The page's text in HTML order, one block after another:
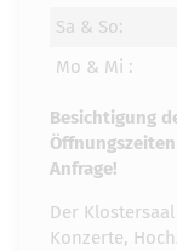
Sa & So:
Mo & Mi :
Besichtigung
Anfrage!
Der
Konzerte,